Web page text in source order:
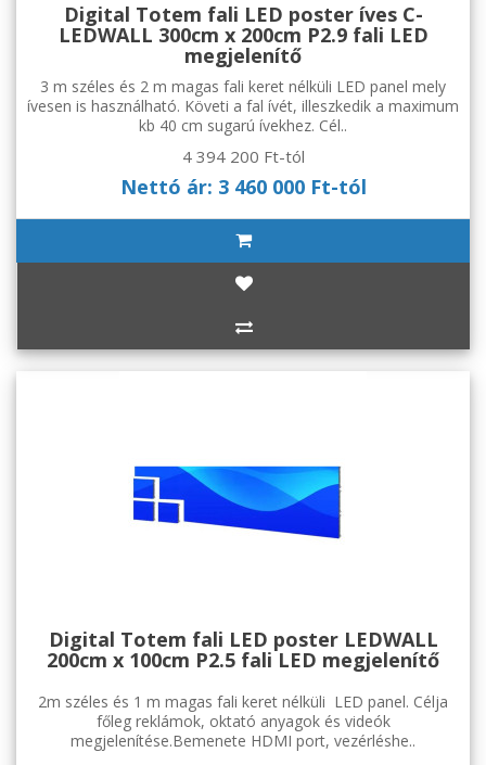
Digital Totem fali LED poster íves C-
LEDWALL 300cm x 200cm P2.9 fali LED
megjelenítő
3 m széles és 2 m magas fali keret nélküli LED panel mely
ívesen is használható. Követi a fal ívét, illeszkedik a maximum
kb 40 cm sugarú ívekhez. Cél..
4 394 200 Ft-tól
Nettó ár: 3 460 000 Ft-tól
Digital Totem fali LED poster LEDWALL
200cm x 100cm P2.5 fali LED megjelenítő
2m széles és 1 m magas fali keret nélküli LED panel. Célja
főleg reklámok, oktató anyagok és videók
megjelenítése.Bemenete HDMI port, vezérléshe..